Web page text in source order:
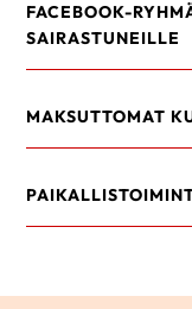
FACEBOOK-
SAIRASTUNEILLE
MAKSUTTOMAT